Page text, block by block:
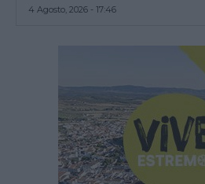
4 Agosto, 2026 - 17:46